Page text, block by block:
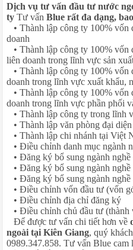
Dịch vụ tư vấn đầu tư nước
tyTư vấnBlue rất đa dạng,
• Thành lập công ty 100% vốn
doanh
• Thành lập công ty 100% vốn
liên doanh trong lĩnh vực sản
• Thành lập công ty 100% vốn
doanh trong lĩnh vực xuất khẩu,
• Thành lập công ty 100% vốn
doanh trong lĩnh vực phần phối
• Thành lập công ty trong lĩnh
• Thành lập văn phòng đại
• Thành lập chi nhánh tại Việt
• Điều chỉnh danh mục ngành
• Đăng ký bổ sung ngành nghề
• Đăng ký bổ sung ngành nghề
• Đăng ký bổ sung ngành nghề
• Điều chỉnh vốn đầu tư (vốn
• Điều chỉnh địa chỉ đăng ký
• Điều chỉnh chủ đầu tư (thành
Để được tư vấn chi tiết hơn về
ngoài tại Kiên Giang, quý
0989.347.858.Tư vấnBlue cam